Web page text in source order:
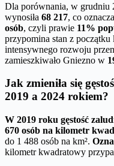
Dla porównania, w grudniu
wynosiła 68 217, co
osób, czyli prawie 11%
przypomina stan z początku
intensywnego rozwoju
zamieszkiwało Gniezno w
Jak zmieniła się
2019 a 2024 rokiem?
W 2019 roku gęstość
670 osób na kilometr
do 1 488 osób na km².
kilometr kwadratowy